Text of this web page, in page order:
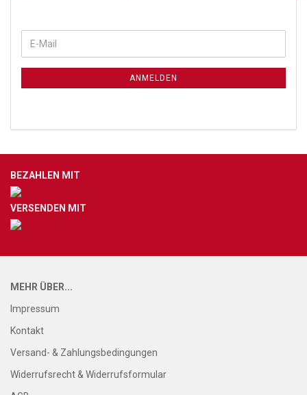
ANMELDEN
BEZAHLEN MIT
VERSENDEN MIT
MEHR ÜBER...
Impressum
Kontakt
Versand- & Zahlungsbedingungen
Widerrufsrecht & Widerrufsformular